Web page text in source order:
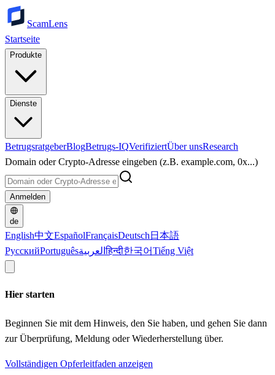
ScamLens
Startseite
Produkte
Dienste
BetrugsratgeberBlogBetrugs-IQVerifiziertÜber unsResearch
Domain oder Crypto-Adresse eingeben (z.B. example.com, 0x...)
Anmelden
de
English中文EspañolFrançaisDeutsch 日本語
РусскийPortuguêsالعربيةहिन्दी한국어Tiếng Việt
Hier starten
Beginnen Sie mit dem Hinweis, den Sie haben, und gehen Sie dann
zur Überprüfung, Meldung oder Wiederherstellung über.
Vollständigen Opferleitfaden anzeigen